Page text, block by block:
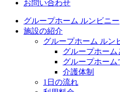
お問い合わせ
グループホーム ルンビニー
施設の紹介
グループホーム ルン
グループホーム
グループホーム
介護体制
1日の流れ